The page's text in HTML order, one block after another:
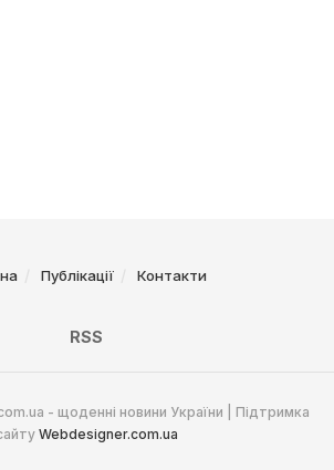
Публікації Контакти
RSS
- щоденні новини України | Підтримка
Webdesigner.com.ua